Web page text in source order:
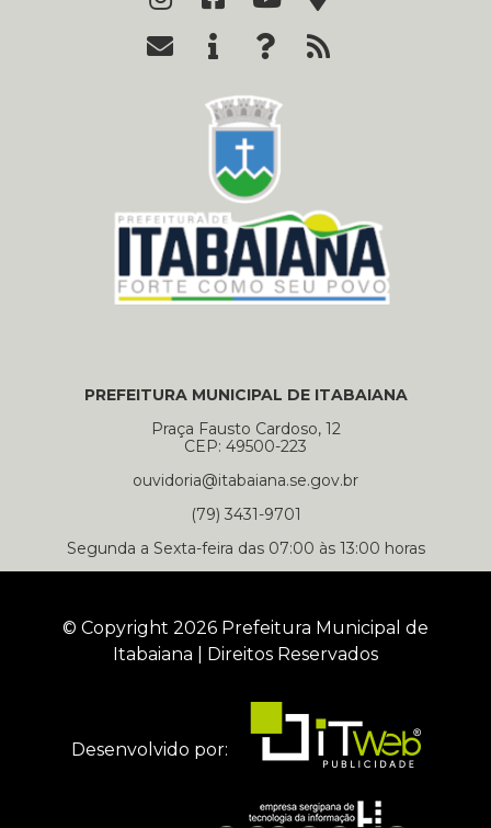
PREFEITURA MUNICIPAL DE ITABAIANA
Praça Fausto Cardoso, 12
CEP: 49500-223
ouvidoria@itabaiana.se.gov.br
(79) 3431-9701
Segunda a Sexta-feira das 07:00 às 13:00 horas
© Copyright 2026 Prefeitura Municipal de
Itabaiana | Direitos Reservados
Desenvolvido por: